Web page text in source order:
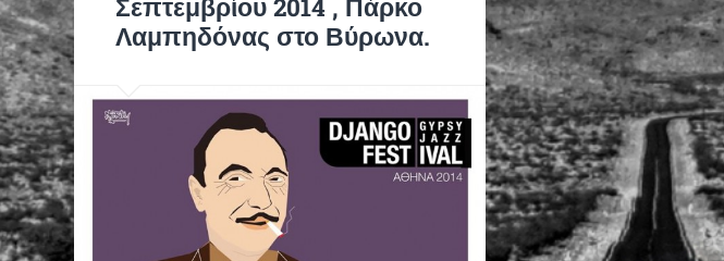
Σεπτεμβρίου 2014 , Πάρκο
Λαμπηδόνας στο Βύρωνα.